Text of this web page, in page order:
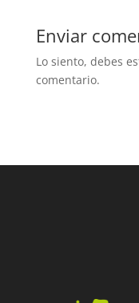
Enviar
Lo siento, debes
comentario.